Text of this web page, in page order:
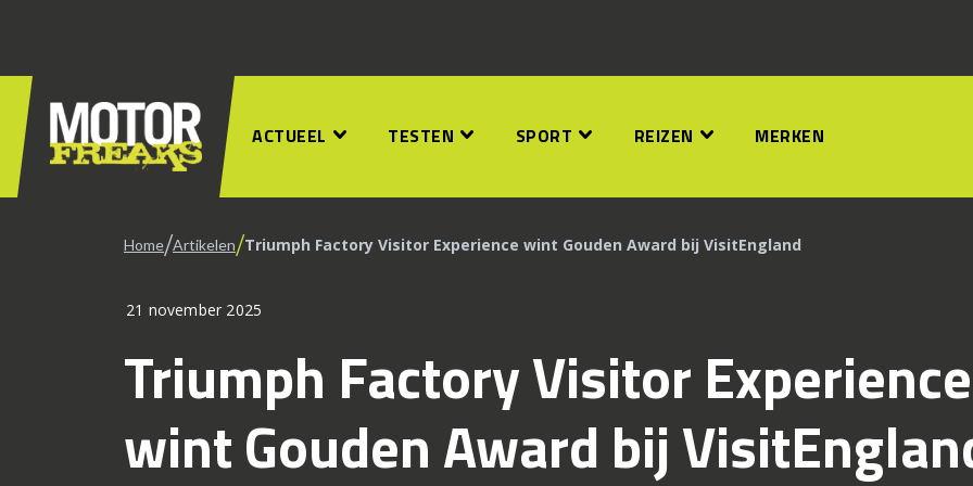
ACTUEEL TESTEN SPORT REIZEN MERKEN
Home/Artikelen/Triumph Factory Visitor Experience wint Gouden Award bij VisitEngland
21 november 2025
Triumph Factory Visitor Experience
wint Gouden Award bij